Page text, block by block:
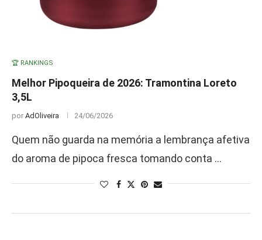
🏆 RANKINGS
Melhor Pipoqueira de 2026: Tramontina Loreto
3,5L
por AdOliveira 24/06/2026
Quem não guarda na memória a lembrança afetiva
do aroma de pipoca fresca tomando conta …